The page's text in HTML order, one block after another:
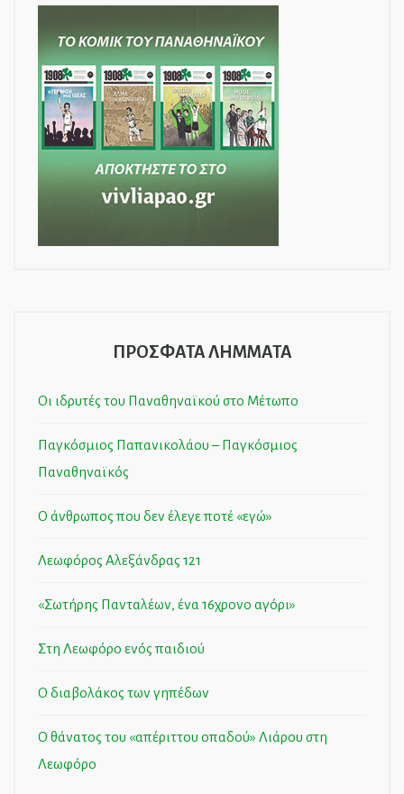
ΠΡΟΣΦΑΤΑ ΛΗΜΜΑΤΑ
Οι ιδρυτές του Παναθηναϊκού στο Μέτωπο
Παγκόσμιος Παπανικολάου – Παγκόσμιος
Παναθηναϊκός
Ο άνθρωπος που δεν έλεγε ποτέ «εγώ»
Λεωφόρος Αλεξάνδρας 121
«Σωτήρης Πανταλέων, ένα 16χρονο αγόρι»
Στη Λεωφόρο ενός παιδιού
Ο διαβολάκος των γηπέδων
Ο θάνατος του «απέριττου οπαδού» Λιάρου στη
Λεωφόρο